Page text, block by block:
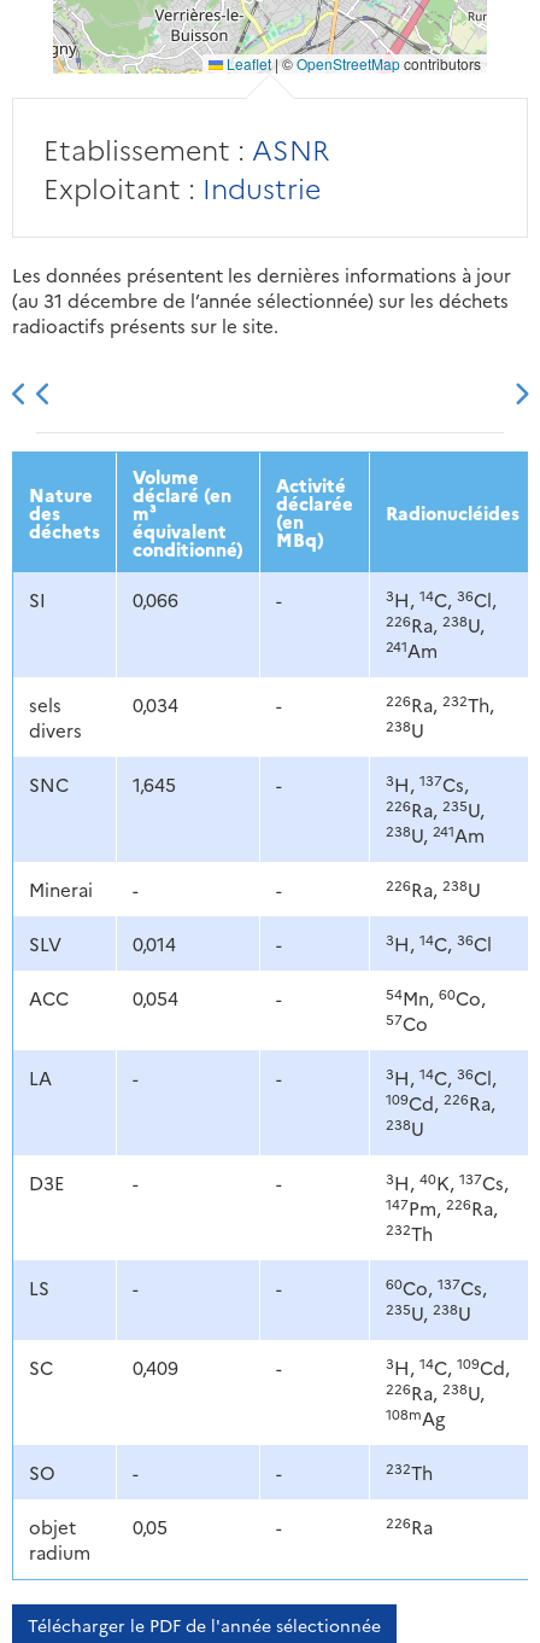
Leaflet | ©OpenStreetMapcontributors
Etablissement : ASNR
Exploitant : Industrie
Les données présentent les dernières informations à jour
(au 31 décembre de l’année sélectionnée) sur les déchets
radioactifs présents sur le site.
2013 2014 2015 2016
Nature
des
déchets
Volume
déclaré (en
m³
équivalent
conditionné)
Activité
déclarée
(en
MBq)
Radionucléides
SI 0,066 - 3H, 14C, 36Cl,
226Ra, 238U,
241Am
sels
divers
0,034 - 226Ra, 232Th,
238U
SNC 1,645 - 3H, 137Cs,
226Ra, 235U,
238U, 241Am
Minerai - - 226Ra, 238U
SLV 0,014 - 3H, 14C, 36Cl
ACC 0,054 - 54Mn, 60Co,
57Co
LA - - 3H, 14C, 36Cl,
109Cd, 226Ra,
238U
D3E - - 3H, 40K, 137Cs,
147Pm, 226Ra,
232Th
LS - - 60Co, 137Cs,
235U, 238U
SC 0,409 - 3H, 14C, 109Cd,
226Ra, 238U,
108mAg
SO - - 232Th
objet
radium
0,05 - 226Ra
Télécharger le PDF de l'année sélectionnée